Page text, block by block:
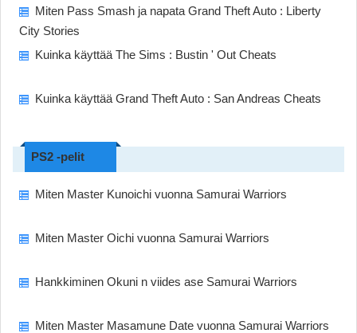
Miten Pass Smash ja napata Grand Theft Auto : Liberty
City Stories
Kuinka käyttää The Sims : Bustin ' Out Cheats
Kuinka käyttää Grand Theft Auto : San Andreas Cheats
PS2 -pelit
Miten Master Kunoichi vuonna Samurai Warriors
Miten Master Oichi vuonna Samurai Warriors
Hankkiminen Okuni n viides ase Samurai Warriors
Miten Master Masamune Date vuonna Samurai Warriors